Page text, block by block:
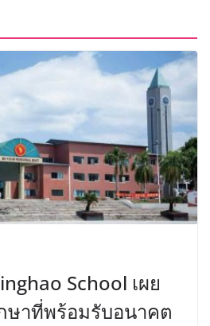
School เผย
ษาที่พร้อมรับอนาคต